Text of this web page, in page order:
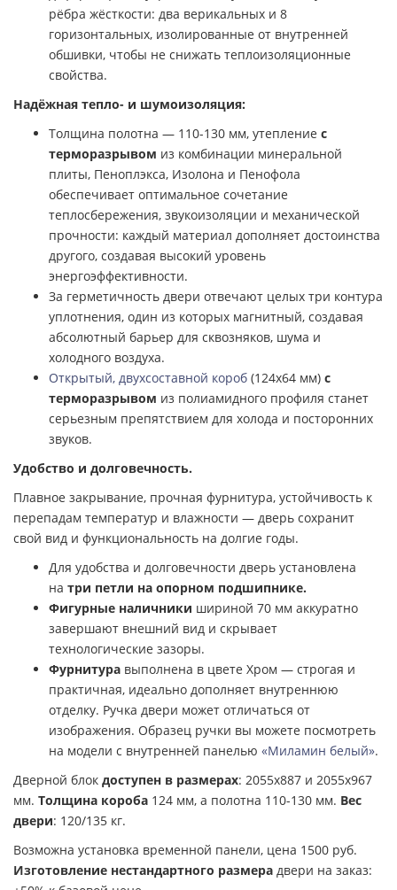
рёбра жёсткости: два верикальных и 8
горизонтальных, изолированные от внутренней
обшивки, чтобы не снижать теплоизоляционные
свойства.
Надёжная тепло- и шумоизоляция:
Толщина полотна — 110-130 мм, утепление с
терморазрывом из комбинации минеральной
плиты, Пеноплэкса, Изолона и Пенофола
обеспечивает оптимальное сочетание
теплосбережения, звукоизоляции и механической
прочности: каждый материал дополняет достоинства
другого, создавая высокий уровень
энергоэффективности.
За герметичность двери отвечают целых три контура
уплотнения, один из которых магнитный, создавая
абсолютный барьер для сквозняков, шума и
холодного воздуха.
Открытый, двухсоставной короб (124х64 мм) с
терморазрывом из полиамидного профиля станет
серьезным препятствием для холода и посторонних
звуков.
Удобство и долговечность.
Плавное закрывание, прочная фурнитура, устойчивость к
перепадам температур и влажности — дверь сохранит
свой вид и функциональность на долгие годы.
Для удобства и долговечности дверь установлена
на три петли на опорном подшипнике.
Фигурные наличники шириной 70 мм аккуратно
завершают внешний вид и скрывает
технологические зазоры.
Фурнитура выполнена в цвете Хром — строгая и
практичная, идеально дополняет внутреннюю
отделку. Ручка двери может отличаться от
изображения. Образец ручки вы можете посмотреть
на модели с внутренней панелью «Миламин белый».
Дверной блок доступен в размерах: 2055х887 и 2055х967
мм. Толщина короба 124 мм, а полотна 110-130 мм. Вес
двери: 120/135 кг.
Возможна установка временной панели, цена 1500 руб.
Изготовление нестандартного размера двери на заказ: